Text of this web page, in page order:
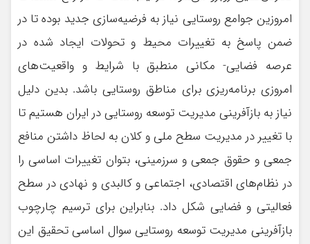
امروزين جوامع روستايي نياز به فرضيه‌سازي جديد بوده تا در
ضمن پاسخ به تغييرات محيط و تحولات ايجاد شده در
عرصه فضايي- مكاني منطبق با شرايط و واقعيت‌هاي
امروزي برنامه‌ريزي براي مناطق روستايي باشد. بدين دليل
نياز به بازآفريني مديريت توسعه روستايي در ايران هستيم تا
با تغيير در مديريت سطح ملي و کلان به لحاظ داشتن منافع
جمعي و حقوق جمعي و سرزميني، بتوان تغييرات اساسي را
در نظام‌هاي اقتصادي، اجتماعي و کالبدي و نهادي در سطح
فعاليتي و فضايي شكل داد. بنابراين براي ترسيم چارچوب
بازآفريني مديريت توسعه روستايي سوال اساسي تحقيق اين